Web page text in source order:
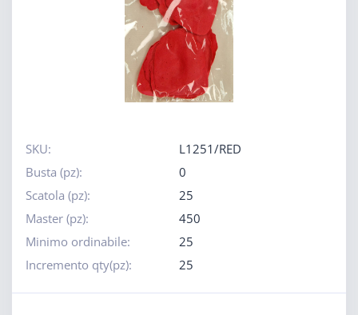
SKU:
L1251/RED
Busta (pz):
0
Scatola (pz):
25
Master (pz):
450
Minimo ordinabile:
25
Incremento qty(pz):
25